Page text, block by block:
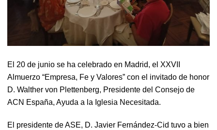
El 20 de junio se ha celebrado en Madrid, el XXVII
Almuerzo “Empresa, Fe y Valores” con el invitado de honor
D. Walther von Plettenberg, Presidente del Consejo de
ACN España, Ayuda a la Iglesia Necesitada.
El presidente de ASE, D. Javier Fernández-Cid tuvo a bien